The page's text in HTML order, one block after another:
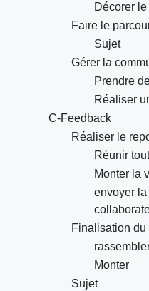
Décorer
Faire le
Sujet
Gérer la
Prendre
Réaliser
C-Feedback
Réaliser le
Réunir
Monter la
envoyer
Finalisation du
Monter
Sujet